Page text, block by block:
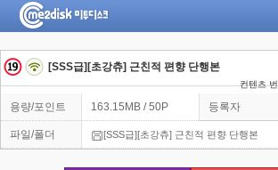
[SSS급][초강츄] 근친적 편향 단행본
컨텐츠
용량/포인트 163.15MB / 50P 등록자
파일/폴더 [SSS급][초강츄] 근친적 편향 단행본